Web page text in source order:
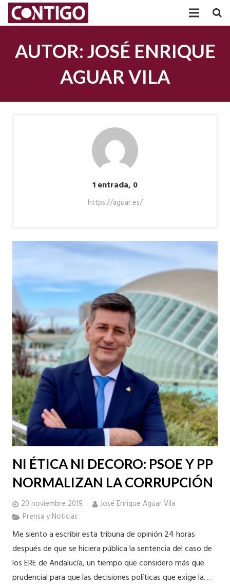
PARTICIPACIÓN
AGRUPACIONES
AUTOR: JOSÉ ENRIQUE
AGUAR VILA
1 entrada, 0comentarios
https://aguar.es/
NI ÉTICA NI DECORO: PSOE Y PP
NORMALIZAN LA CORRUPCIÓN
20 noviembre 2019
José Enrique Aguar Vila
Prensa y Noticias
Me siento a escribir esta tribuna de opinión 24 horas
después de que se hiciera pública la sentencia del caso de
los ERE de Andalucía, un tiempo que considero más que
prudencial para que las decisiones políticas que exige la…